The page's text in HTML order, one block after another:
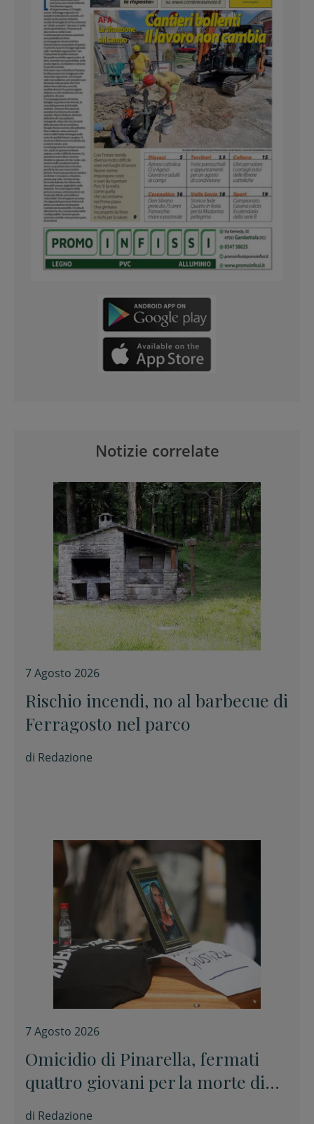
Notizie correlate
7 Agosto 2026
Rischio incendi, no al barbecue di
Ferragosto nel parco
di Redazione
7 Agosto 2026
Omicidio di Pinarella, fermati
quattro giovani per la morte di
di Redazione